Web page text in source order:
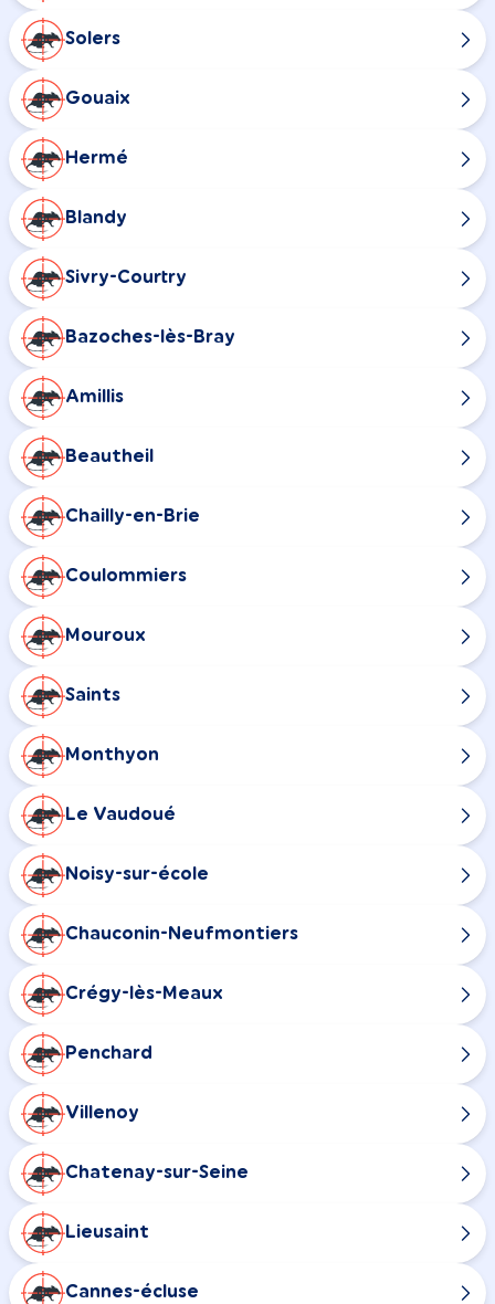
Solers
Gouaix
Hermé
Blandy
Sivry-Courtry
Bazoches-lès-Bray
Amillis
Beautheil
Chailly-en-Brie
Coulommiers
Mouroux
Saints
Monthyon
Le Vaudoué
Noisy-sur-école
Chauconin-Neufmontiers
Crégy-lès-Meaux
Penchard
Villenoy
Chatenay-sur-Seine
Lieusaint
Cannes-écluse